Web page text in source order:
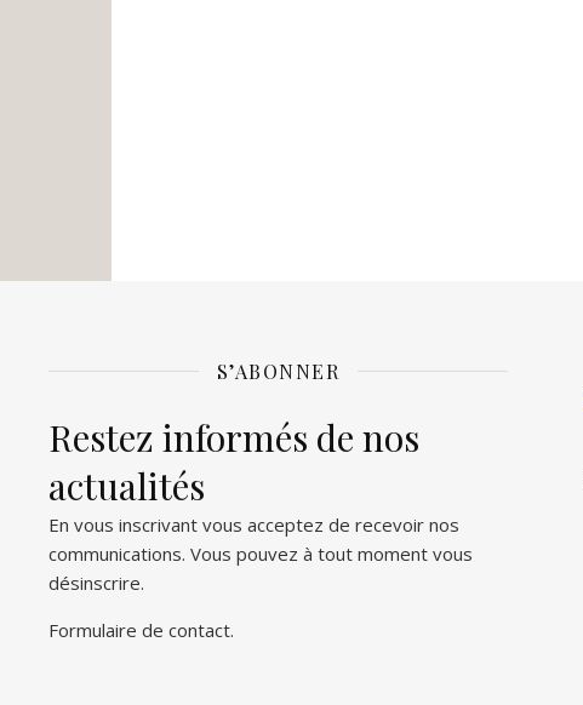
S’ABONNER
Restez informés de nos
actualités
En vous inscrivant vous acceptez de recevoir nos
communications. Vous pouvez à tout moment vous
désinscrire.
Formulaire de contact.